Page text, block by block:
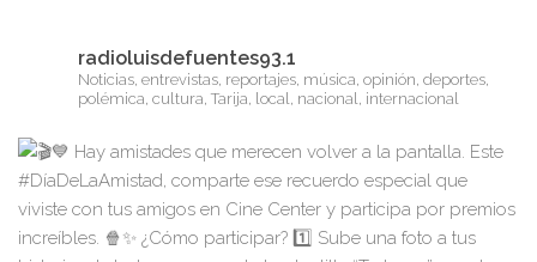
radioluisdefuentes93.1
Noticias, entrevistas, reportajes, música, opinión, deportes,
polémica, cultura, Tarija, local, nacional, internacional